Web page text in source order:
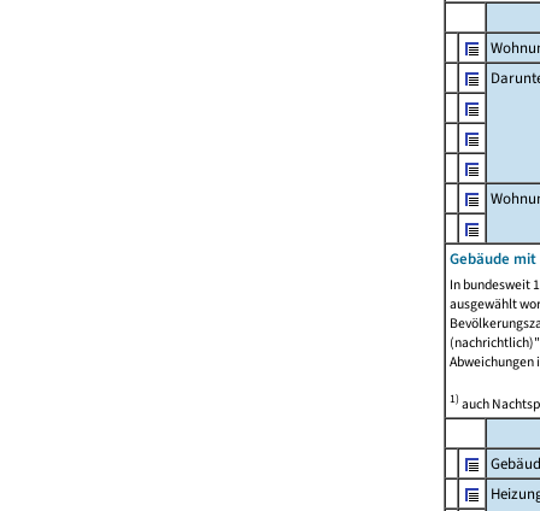
Gebäude
In bundesweit
ausgewählt
Abweichungen
1)auch